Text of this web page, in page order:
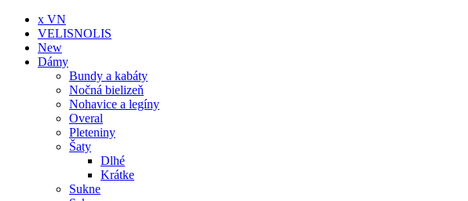
x VN
VELISNOLIS
New
Dámy
Bundy a kabáty
Nočná bielizeň
Nohavice a legíny
Overal
Pleteniny
Šaty
Dlhé
Krátke
Sukne